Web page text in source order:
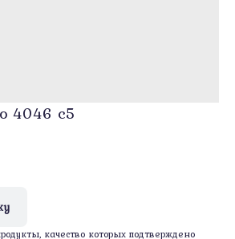
4046 c5
качество которых подтверждено